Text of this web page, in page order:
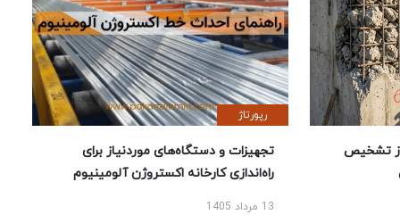
تشخیص
رپورتاژ
تجهیزات و دستگاه‌های موردنیاز برای
راه‌اندازی کارخانه اکستروژن آلومینیوم
13 مرداد 1405